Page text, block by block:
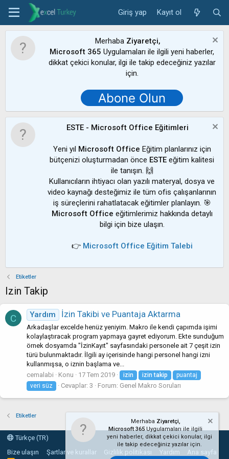
Giriş yap Kayıt ol
Merhaba Ziyaretçi,
Microsoft 365 Uygulamaları ile ilgili yeni haberler,
dikkat çekici konular, ilgi ile takip edeceğiniz yazılar
için.
Abone Olun
ESTE - Microsoft Office Eğitimleri
Yeni yıl Microsoft Office Eğitim planlarınız için
bütçenizi oluşturmadan önce ESTE eğitim kalitesi
ile tanışın. 🙌
Kullanıcıların ihtiyacı olan yazılı materyal, dosya ve
video kaynağı desteğimiz ile tüm ofis çalışanlarının
iş süreçlerini rahatlatacak eğitimler planlayın. 🎯
Microsoft Office eğitimlerimiz hakkında detaylı
bilgi için bize ulaşın.
👉 Microsoft Office Eğitim Talebi
Etiketler
Izin Takip
C Yardım İzin Takibi ve Puantaja Aktarma
Arkadaşlar excelde henüz yeniyim. Makro ile kendi çapımda işimi
kolaylaştıracak program yapmaya gayret ediyorum. Ekte sunduğum
örnek dosyamda "İzinKayıt" sayfasındaki personele ait 7 çeşit izin
türü bulunmaktadır. İlgili ay içerisinde hangi personel hangi izni
kullanmışsa, o iznin başlama ve...
cemalabi
Konu 17 Tem 2019 izin izin takip
puantaj
veri süz
Cevaplar: 3 Forum: Genel Makro Soruları
Etiketler
Türkçe (TR)
Bize ulaşın
Şartlar ve kurallar Gizlilik politikası Yardım Ana sayfa
Merhaba Ziyaretçi,
Microsoft 365Uygulamaları ile ilgili
yeni haberler, dikkat çekici konular, ilgi
ile takip edeceğiniz yazılar için.